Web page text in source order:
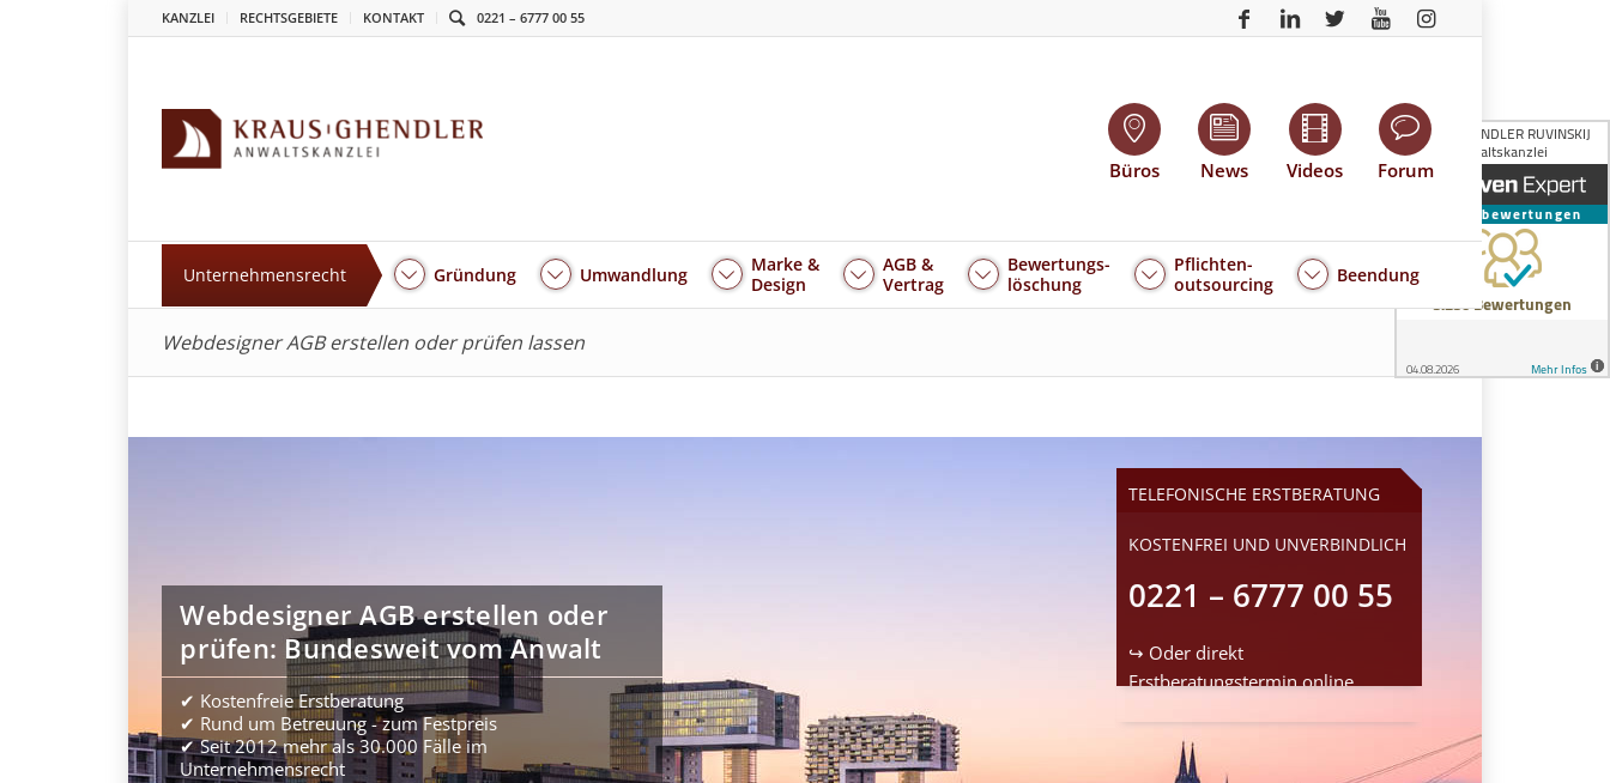
KANZLEI RECHTSGEBIETE KONTAKT 0221 – 6777 00 55
Büros News Videos Forum
Unternehmensrecht Gründung Umwandlung
Marke &
Design
AGB &
Vertrag
Bewertungs-
löschung
Pflichten-
outsourcing
Beendung
Webdesigner AGB erstellen oder prüfen lassen
Webdesigner AGB erstellen oder
prüfen: Bundesweit vom Anwalt
✔ Kostenfreie Erstberatung
✔ Rund um Betreuung - zum Festpreis
✔ Seit 2012 mehr als 30.000 Fälle im
Unternehmensrecht
TELEFONISCHE ERSTBERATUNG
KOSTENFREI UND UNVERBINDLICH
0221 – 6777 00 55
↪ Oder direkt
Erstberatungsterminonline